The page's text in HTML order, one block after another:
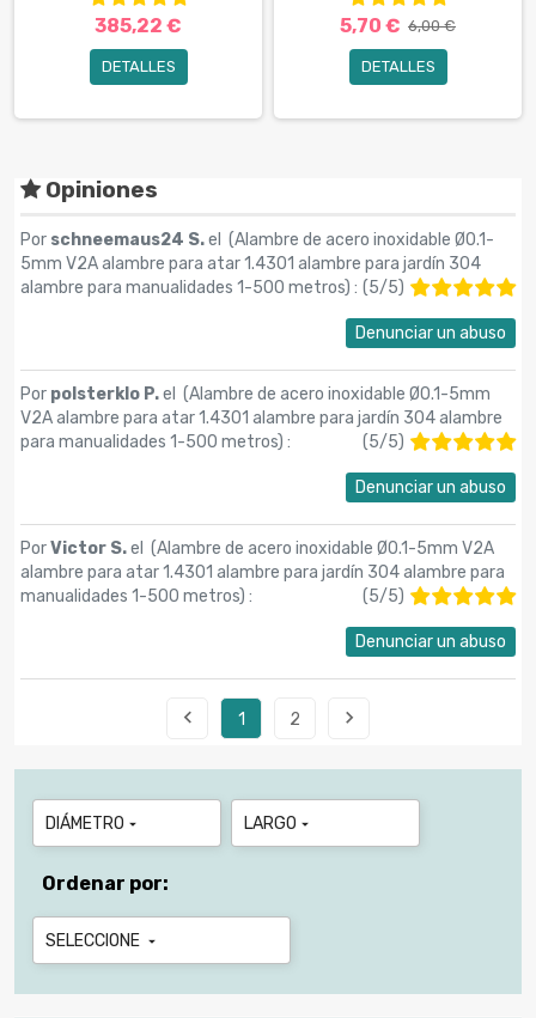
385,22 €
DETALLES
5,70 € 6,00 €
DETALLES
Opiniones
Por schneemaus24 S.el (Alambre de acero inoxidable Ø0.1-
5mm V2A alambre para atar 1.4301 alambre para jardín 304
alambre para manualidades 1-500 metros) : (5/5)
Denunciar un abuso
Por polsterklo P.el (Alambre de acero inoxidable Ø0.1-5mm
V2A alambre para atar 1.4301 alambre para jardín 304 alambre
para manualidades 1-500 metros) : (5/5)
Denunciar un abuso
PorVictor S.el (Alambre de acero inoxidable Ø0.1-5mm V2A
alambre para atar 1.4301 alambre para jardín 304 alambre para
manualidades 1-500 metros) : (5/5)
Denunciar un abuso
 1 2 
DIÁMETRO  LARGO 
Ordenar por:
SELECCIONE 